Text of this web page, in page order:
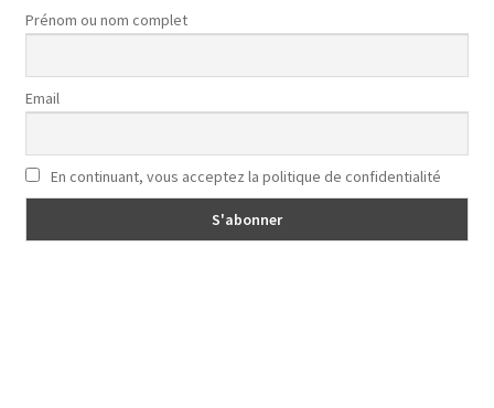
Prénom ou nom complet
Email
En continuant, vous acceptez la politique de confidentialité